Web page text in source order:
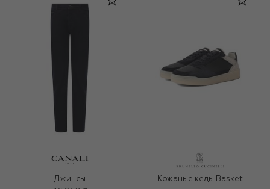
Джинсы
Кожаные кеды Basket